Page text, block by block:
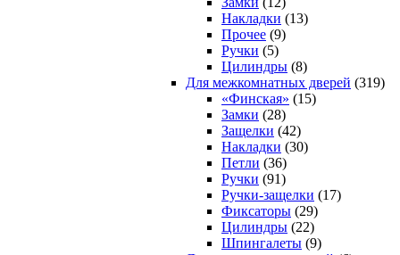
Накладки (13)
Прочее (9)
Ручки (5)
Цилиндры (8)
Для межкомнатных дверей (319)
«Финская» (15)
Замки (28)
Защелки (42)
Накладки (30)
Петли (36)
Ручки (91)
Ручки-защелки (17)
Фиксаторы (29)
Цилиндры (22)
Шпингалеты (9)